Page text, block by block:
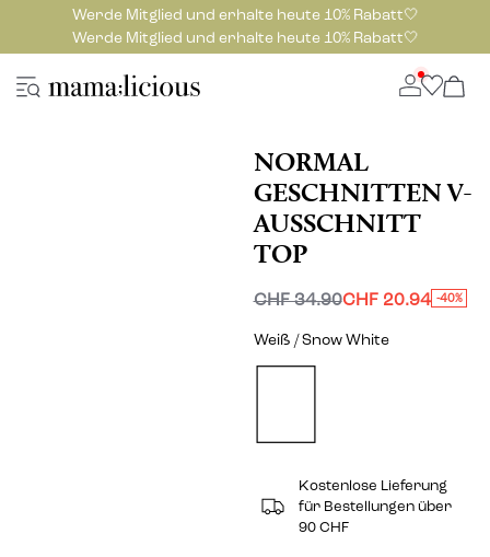
Werde Mitglied und erhalte heute 10% Rabatt🤍
Werde Mitglied und erhalte heute 10% Rabatt🤍
NORMAL
GESCHNITTEN V-
AUSSCHNITT
TOP
CHF 34.90CHF 20.94 -40%
Weiß / Snow White
Kostenlose Lieferung
für Bestellungen über
90 CHF